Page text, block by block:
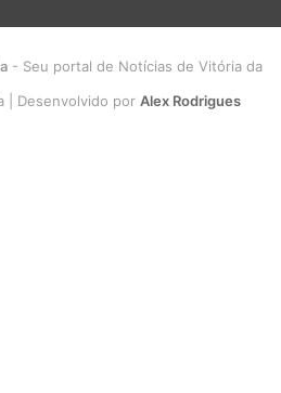
- Seu portal de Notícias de Vitória da
| Desenvolvido por Alex Rodrigues